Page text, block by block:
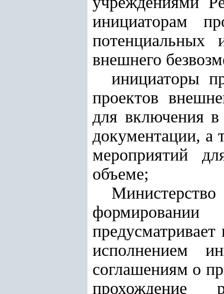
инициаторам
потенциальных
внешнего
инициаторы
проектов
для включения
документации, а
мероприятий
объеме;
исполнением
соглашениям о
прохождение